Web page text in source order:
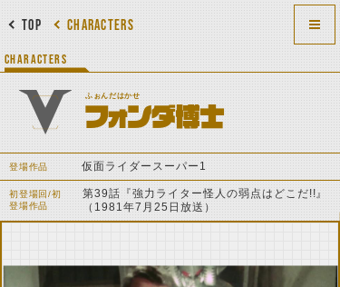
CHARACTERS
TOP
CHARACTERS
ふぉんだはかせ
フォンダ博士
登場作品 仮面ライダースーパー1
初登場回/初
登場作品
第39話『強力ライター怪人の弱点はどこだ!!』
（1981年7月25日放送）